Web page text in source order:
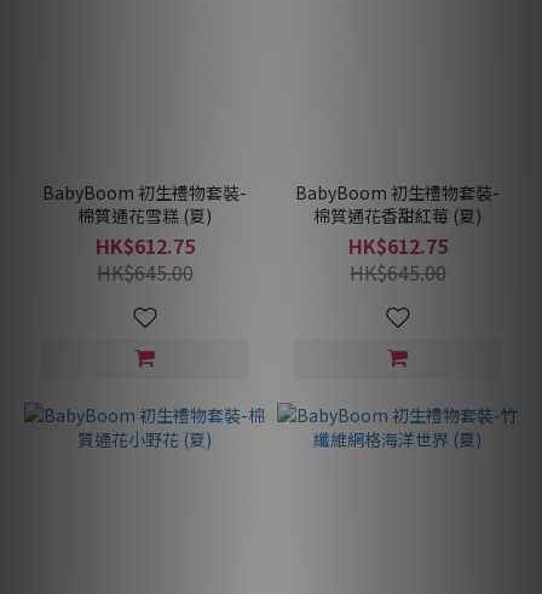
BabyBoom 初生禮物套裝-
棉質通花雪糕 (夏)
HK$612.75
HK$645.00
BabyBoom 初生禮物套裝-
棉質通花香甜紅莓 (夏)
HK$612.75
HK$645.00